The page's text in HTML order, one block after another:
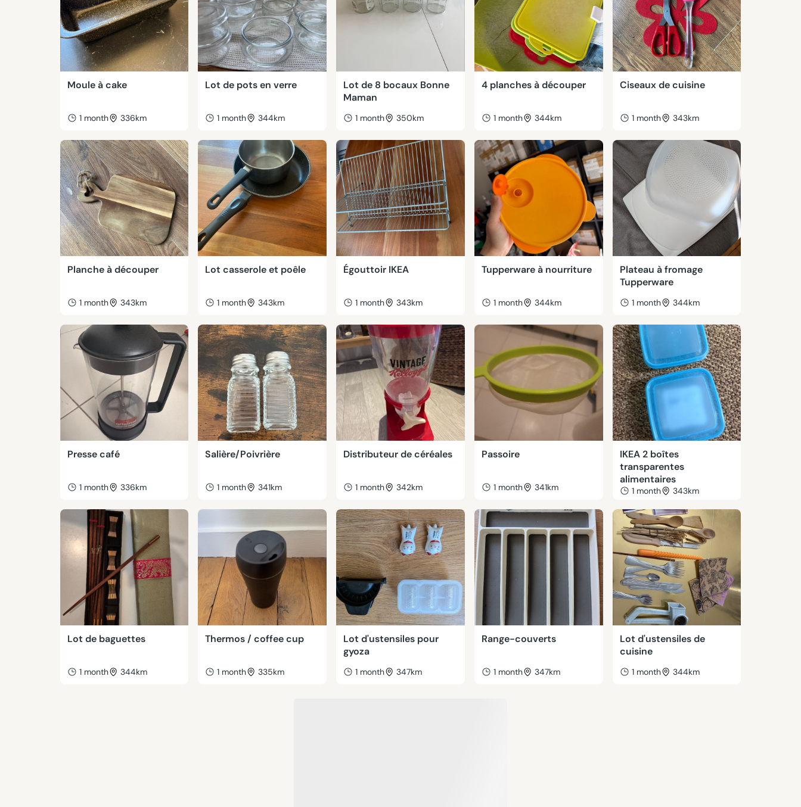
Moule à cake
1 month 336km
Lot de pots en verre
1 month 344km
Lot de 8 bocaux Bonne
Maman
1 month 350km
4 planches à découper
1 month 344km
Ciseaux de cuisine
1 month 343km
Planche à découper
1 month 343km
Lot casserole et poêle
1 month 343km
Égouttoir IKEA
1 month 343km
Tupperware à nourriture
1 month 344km
Plateau à fromage
Tupperware
1 month 344km
Presse café
1 month 336km
Salière/Poivrière
1 month 341km
Distributeur de céréales
1 month 342km
Passoire
1 month 341km
IKEA 2 boîtes
transparentes
alimentaires
1 month 343km
Lot de baguettes
1 month 344km
Thermos / coffee cup
1 month 335km
Lot d'ustensiles pour
gyoza
1 month 347km
Range-couverts
1 month 347km
Lot d'ustensiles de
cuisine
1 month 344km